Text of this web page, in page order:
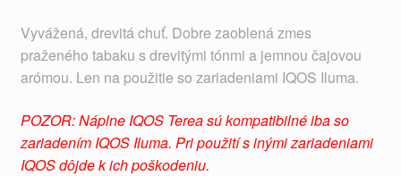
Vyvážená, drevitá chuť. Dobre zaoblená zmes
praženého tabaku s drevitými tónmi a jemnou čajovou
arómou. Len na použitie so zariadeniami IQOS Iluma.
POZOR: Náplne IQOS Terea sú kompatibilné iba so
zariadením IQOS Iluma. Pri použití s ​​inými zariadeniami
IQOS dôjde k ich poškodeniu.